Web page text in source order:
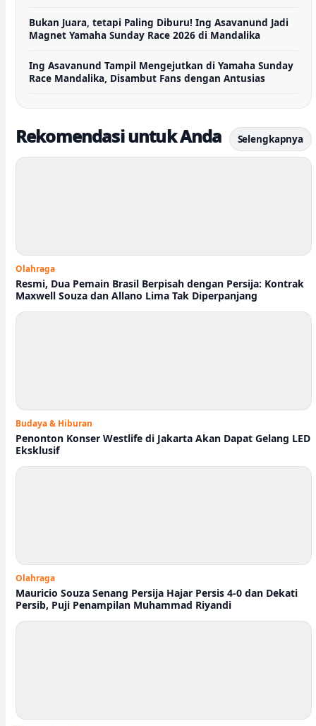
Bukan Juara, tetapi Paling Diburu! Ing Asavanund Jadi
Magnet Yamaha Sunday Race 2026 di Mandalika
Ing Asavanund Tampil Mengejutkan di Yamaha Sunday
Race Mandalika, Disambut Fans dengan Antusias
Rekomendasi untuk Anda Selengkapnya
Olahraga
Resmi, Dua Pemain Brasil Berpisah dengan Persija: Kontrak
Maxwell Souza dan Allano Lima Tak Diperpanjang
Budaya & Hiburan
Penonton Konser Westlife di Jakarta Akan Dapat Gelang LED
Eksklusif
Olahraga
Mauricio Souza Senang Persija Hajar Persis 4-0 dan Dekati
Persib, Puji Penampilan Muhammad Riyandi